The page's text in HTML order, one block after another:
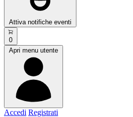
Attiva notifiche eventi
0
Apri menu utente
Accedi Registrati